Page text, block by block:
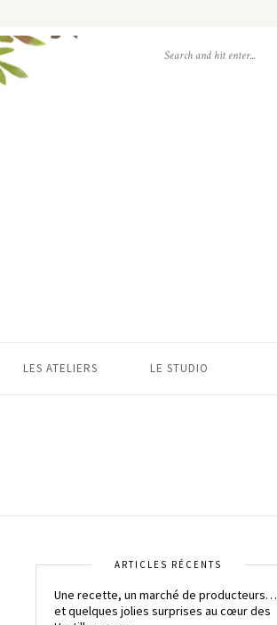
LES ATELIERS LE STUDIO
ARTICLES RÉCENTS
Une recette, un marché de producteurs…
et quelques jolies surprises au cœur des